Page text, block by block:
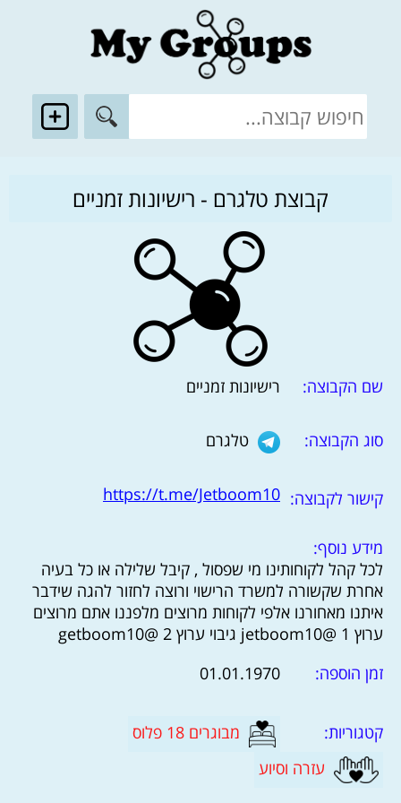
קבוצת טלגרם - רישיונות זמניים
שם הקבוצה: רישיונות זמניים
סוג הקבוצה: טלגרם
קישור לקבוצה: https://t.me/Jetboom10
מידע נוסף:
לכל קהל לקוחותינו מי שפסול , קיבל שלילה או כל בעיה
אחרת שקשורה למשרד הרישוי ורוצה לחזור להגה שידבר
איתנו מאחורנו אלפי לקוחות מרוצים מלפננו אתם מרוצים
ערוץ 1 @jetboom10 גיבוי ערוץ 2 @getboom10
זמן הוספה:
קטגוריות:
מבוגרים 18 פלוס
עזרה וסיוע